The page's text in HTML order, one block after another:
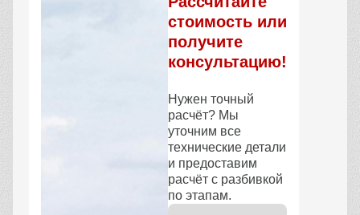
стоимость или
получите
консультацию!
Нужен точный
расчёт? Мы
уточним все
технические детали
и предоставим
расчёт с разбивкой
по этапам.